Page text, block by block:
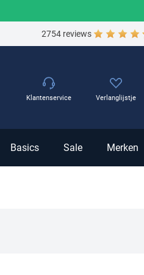
2754 reviews
Basics Sale Merken
Klantenservice Verlanglijstje